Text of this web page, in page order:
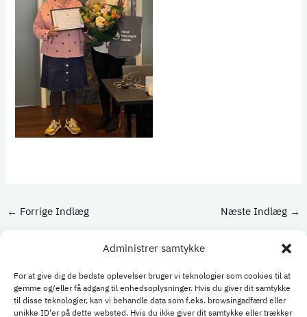
Administrer samtykke
For at give dig de bedste oplevelser bruger vi teknologier som cookies til at
gemme og/eller få adgang til enhedsoplysninger. Hvis du giver dit samtykke
til disse teknologier, kan vi behandle data som f.eks. browsingadfærd eller
unikke ID'er på dette websted. Hvis du ikke giver dit samtykke eller trækker
← Forrige Indlæg Næste Indlæg →
Kontakt sekretariat